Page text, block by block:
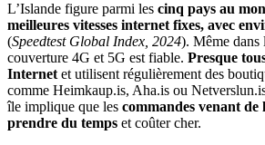
L’Islande figure parmi les cinq pays au
meilleures vitesses internet fixes, avec
(Speedtest Global Index, 2024). Même dans
couverture 4G et 5G est fiable. Presque
Internetet utilisent régulièrement des
comme Heimkaup.is, Aha.is ou
île implique que les commandes venant de
prendre du temps et coûter cher.